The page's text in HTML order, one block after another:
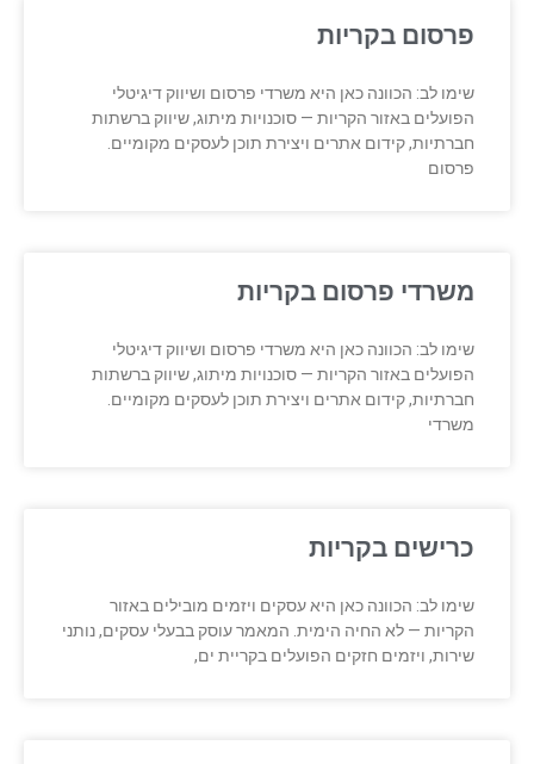
פרסום בקריות
שימו לב: הכוונה כאן היא משרדי פרסום ושיווק דיגיטלי
הפועלים באזור הקריות — סוכנויות מיתוג, שיווק ברשתות
חברתיות, קידום אתרים ויצירת תוכן לעסקים מקומיים.
פרסום
משרדי פרסום בקריות
שימו לב: הכוונה כאן היא משרדי פרסום ושיווק דיגיטלי
הפועלים באזור הקריות — סוכנויות מיתוג, שיווק ברשתות
חברתיות, קידום אתרים ויצירת תוכן לעסקים מקומיים.
משרדי
כרישים בקריות
שימו לב: הכוונה כאן היא עסקים ויזמים מובילים באזור
הקריות — לא החיה הימית. המאמר עוסק בבעלי עסקים, נותני
שירות, ויזמים חזקים הפועלים בקריית ים,